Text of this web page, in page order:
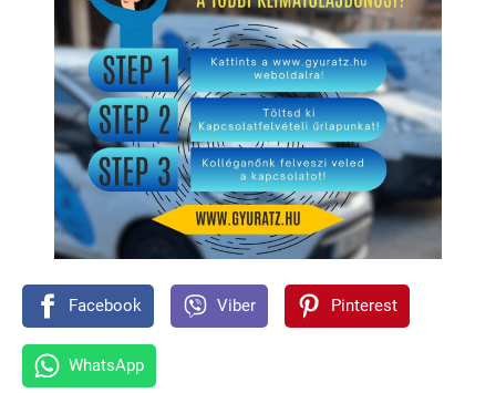
Facebook Viber Pinterest
WhatsApp